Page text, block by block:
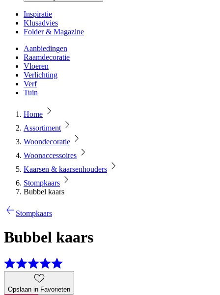
Inspiratie
Klusadvies
Folder & Magazine
Aanbiedingen
Raamdecoratie
Vloeren
Verlichting
Verf
Tuin
Home
Assortiment
Woondecoratie
Woonaccessoires
Kaarsen & kaarsenhouders
Stompkaars
Bubbel kaars
Stompkaars
Bubbel kaars
Opslaan in Favorieten